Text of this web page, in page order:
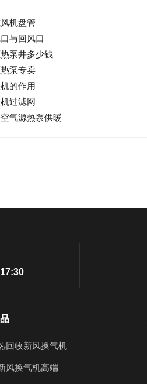
机盘管
与回风口
泵井多少钱
泵专卖
的作用
过滤网
气源热泵供暖
回收新风换气机
风换气机高端